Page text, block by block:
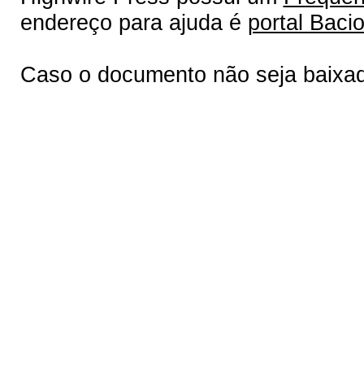
endereço para ajuda é portal
Caso o documento não seja